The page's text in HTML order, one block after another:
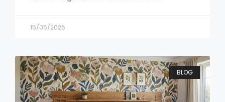
15/05/2026
BLOG